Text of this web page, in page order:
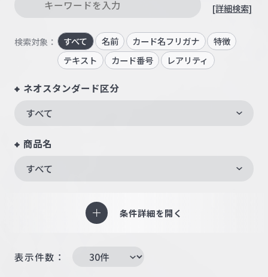
[詳細検索]
検索対象： すべて 名前 カード名フリガナ
特徴
テキスト
カード番号 レアリティ
ネオスタンダード区分
すべて
商品名
すべて
条件詳細を開く
表示件数：